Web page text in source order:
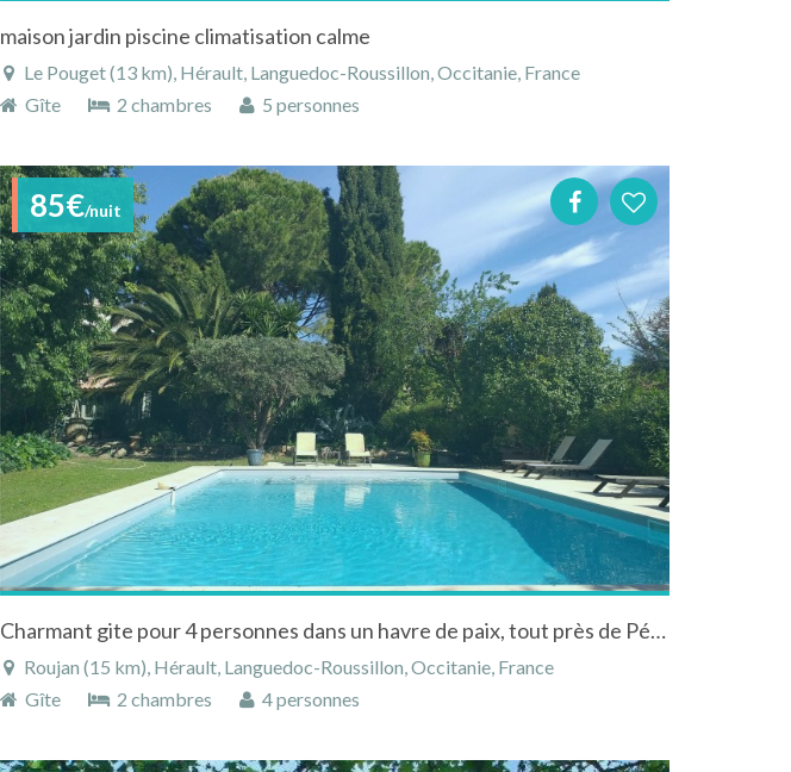
maison jardin piscine climatisation calme
Le Pouget (13 km), Hérault, Languedoc-Roussillon, Occitanie, France
Gîte
2 chambres 5 personnes
85€/nuit
Charmant gite pour 4 personnes dans un havre de paix, tout près de Pézenas.
Roujan (15 km), Hérault, Languedoc-Roussillon, Occitanie, France
Gîte
2 chambres 4 personnes